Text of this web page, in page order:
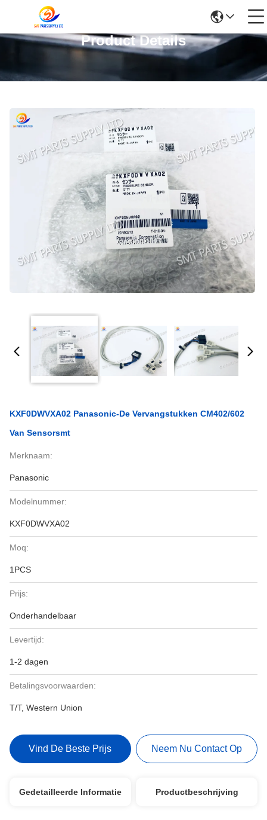
Product Details
KXF0DWVXA02 Panasonic-De Vervangstukken CM402/602
Van Sensorsmt
Merknaam:
Panasonic
Modelnummer:
KXF0DWVXA02
Moq:
1PCS
Prijs:
Onderhandelbaar
Levertijd:
1-2 dagen
Betalingsvoorwaarden:
T/T, Western Union
Vind De Beste Prijs Neem Nu Contact Op
Gedetailleerde Informatie Productbeschrijving